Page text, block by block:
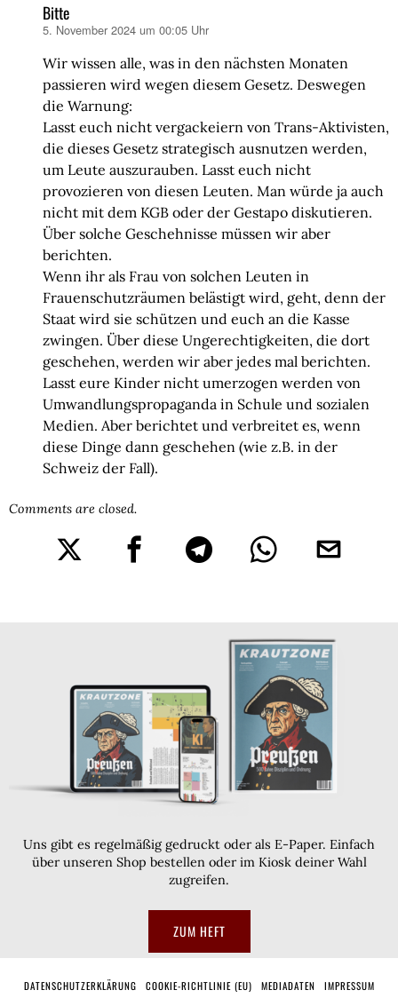
Bitte
sagt:
5. November 2024 um 00:05 Uhr
Wir wissen alle, was in den nächsten Monaten
passieren wird wegen diesem Gesetz. Deswegen
die Warnung:
Lasst euch nicht vergackeiern von Trans-Aktivisten,
die dieses Gesetz strategisch ausnutzen werden,
um Leute auszurauben. Lasst euch nicht
provozieren von diesen Leuten. Man würde ja auch
nicht mit dem KGB oder der Gestapo diskutieren.
Über solche Geschehnisse müssen wir aber
berichten.
Wenn ihr als Frau von solchen Leuten in
Frauenschutzräumen belästigt wird, geht, denn der
Staat wird sie schützen und euch an die Kasse
zwingen. Über diese Ungerechtigkeiten, die dort
geschehen, werden wir aber jedes mal berichten.
Lasst eure Kinder nicht umerzogen werden von
Umwandlungspropaganda in Schule und sozialen
Medien. Aber berichtet und verbreitet es, wenn
diese Dinge dann geschehen (wie z.B. in der
Schweiz der Fall).
Comments are closed.
Uns gibt es regelmäßig gedruckt oder als E-Paper. Einfach
über unseren Shop bestellen oder im Kiosk deiner Wahl
zugreifen.
ZUM HEFT
DATENSCHUTZERKLÄRUNG COOKIE-RICHTLINIE (EU) MEDIADATEN IMPRESSUM